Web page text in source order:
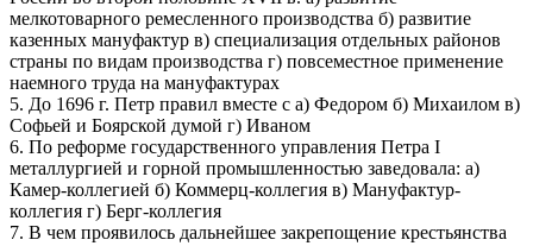
мелкотоварного ремесленного производства б) развитие
казенных мануфактур в) специализация отдельных районов
страны по видам производства г) повсеместное применение
наемного труда на мануфактурах
5. До 1696 г. Петр правил вместе с а) Федором б) Михаилом в)
Софьей и Боярской думой г) Иваном
6. По реформе государственного управления Петра I
металлургией и горной промышленностью заведовала: а)
Камер-коллегией б) Коммерц-коллегия в) Мануфактур-
коллегия г) Берг-коллегия
7. В чем проявилось дальнейшее закрепощение крестьянства